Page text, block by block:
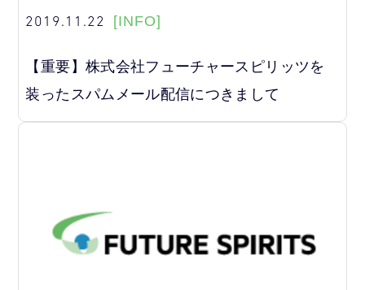
2019.11.22 [INFO]
【重要】株式会社フューチャースピリッツを
装ったスパムメール配信につきまして